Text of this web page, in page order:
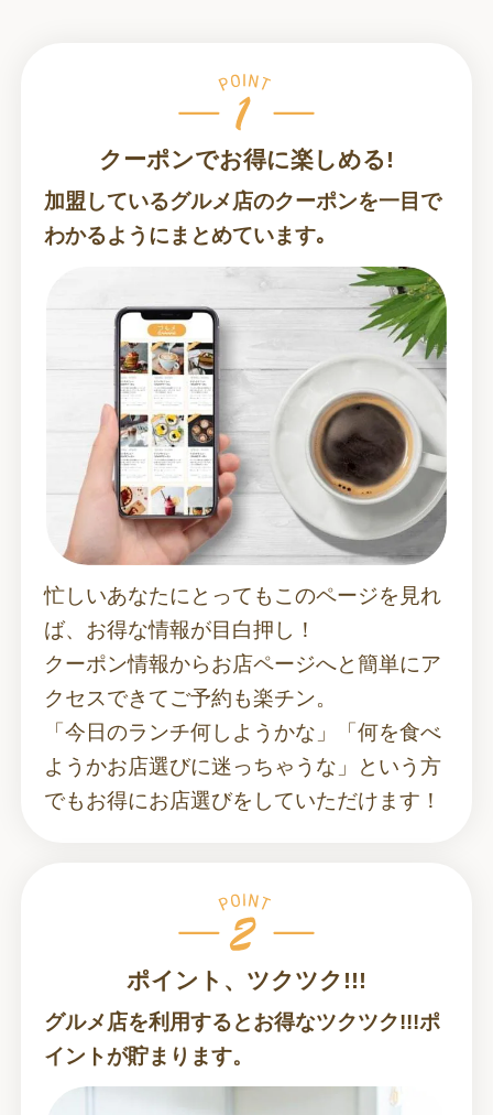
クーポンでお得に楽しめる!
加盟しているグルメ店のクーポンを一目で
わかるようにまとめています｡
忙しいあなたにとってもこのページを見れ
ば、お得な情報が目白押し！
クーポン情報からお店ページへと簡単にア
クセスできてご予約も楽チン。
「今日のランチ何しようかな」「何を食べ
ようかお店選びに迷っちゃうな」という方
でもお得にお店選びをしていただけます！
ポイント、ツクツク!!!
グルメ店を利用するとお得なツクツク!!!ポ
イントが貯まります。